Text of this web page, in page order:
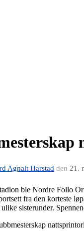
Agnalt Harstad den 21.
ble Nordre Follo
fra den korteste
sisterunder.